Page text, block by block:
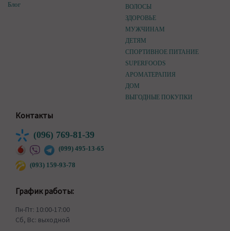
Блог
ВОЛОСЫ
ЗДОРОВЬЕ
МУЖЧИНАМ
ДЕТЯМ
СПОРТИВНОЕ ПИТАНИЕ
SUPERFOODS
АРОМАТЕРАПИЯ
ДОМ
ВЫГОДНЫЕ ПОКУПКИ
Контакты
(096) 769-81-39
(099) 495-13-65
(093) 159-93-78
График работы:
Пн-Пт: 10:00-17:00
Сб, Вс: выходной